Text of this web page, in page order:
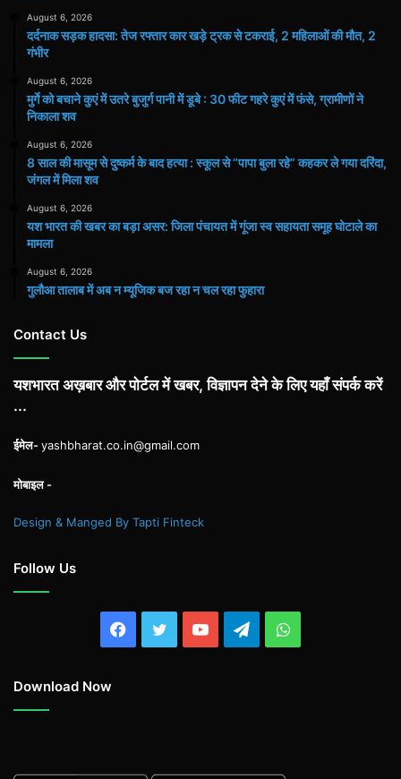
August 6, 2026
दर्दनाक सड़क हादसा: तेज रफ्तार कार खड़े ट्रक से टकराई, 2 महिलाओं की मौत, 2
गंभीर
August 6, 2026
मुर्गे को बचाने कुएं में उतरे बुजुर्ग पानी में डूबे : 30 फीट गहरे कुएं में फंसे, ग्रामीणों ने
निकाला शव
August 6, 2026
8 साल की मासूम से दुष्कर्म के बाद हत्या : स्कूल से “पापा बुला रहे” कहकर ले गया दरिंदा,
जंगल में मिला शव
August 6, 2026
यश भारत की खबर का बड़ा असर: जिला पंचायत में गूंजा स्व सहायता समूह घोटाले का
मामला
August 6, 2026
गुलौआ तालाब में अब न म्यूजिक बज रहा न चल रहा फुहारा
Contact Us
यशभारत अख़बार और पोर्टल में खबर, विज्ञापन देने के लिए यहाँ संपर्क करें
...
ईमेल-yashbharat.co.in@gmail.com
मोबाइल -
Design & Manged By Tapti Finteck
Follow Us
Facebook
TwitterYouTubeTelegramWhatsApp
Download Now